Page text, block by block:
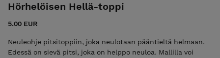
Hörhelöisen Hellä-toppi
5.00 EUR
Neuleohje pitsitoppiin, joka neulotaan pääntieltä helmaan.
Edessä on sievä pitsi, joka on helppo neuloa. Mallilla voi